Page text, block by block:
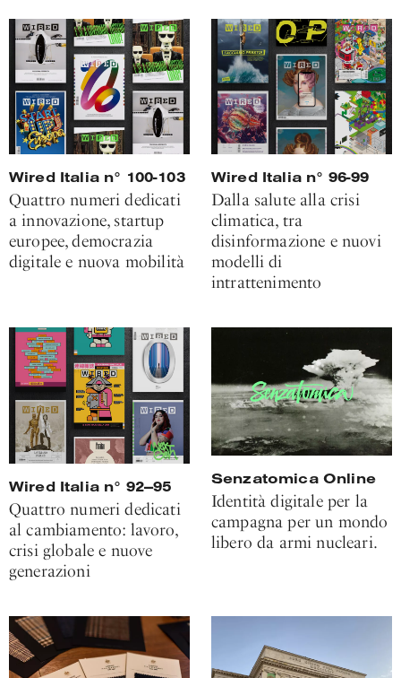
Wired Italia n° 100-103
Quattro numeri dedicati
a innovazione, startup
europee, democrazia
digitale e nuova mobilità
Wired Italia n° 96-99
Dalla salute alla crisi
climatica, tra
disinformazione e nuovi
modelli di
intrattenimento
Wired Italia n° 92—95
Quattro numeri dedicati
al cambiamento: lavoro,
crisi globale e nuove
generazioni
Senzatomica Online
Identità digitale per la
campagna per un mondo
libero da armi nucleari.